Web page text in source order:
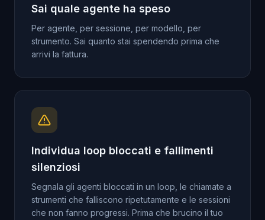
Sai quale agente ha speso
Per agente, per sessione, per modello, per
strumento. Sai quanto stai spendendo prima che
arrivi la fattura.
Individua loop bloccati e fallimenti
silenziosi
Segnala gli agenti bloccati in un loop, le chiamate a
strumenti che falliscono ripetutamente e le sessioni
che non fanno progressi. Prima che brucino il tuo